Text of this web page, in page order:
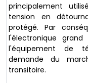
principalement
tension en
protégé. Par
l'électronique
l'équipement de
demande du
transitoire.